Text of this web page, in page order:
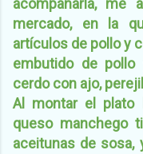
acompañarla, me
mercado, en la
artículos de pollo y
embutido de
cerdo con ajo,
Al montar el plato
queso manchego
aceitunas de sosa,